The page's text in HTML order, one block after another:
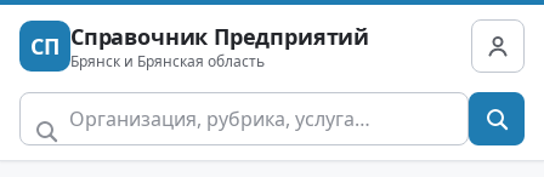
СП Справочник Предприятий
Брянск и Брянская область